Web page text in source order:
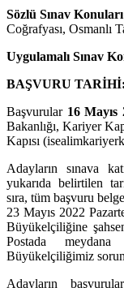
Sözlü Sınav
Coğrafyası, Osmanlı
Uygulamalı Sınav
BAŞVURU TARİHİ:
Başvurular 16 Mayıs
Bakanlığı, Kariyer
Kapısı
Adayların sınava
yukarıda belirtilen
sıra, tüm başvuru
23 Mayıs 2022
Büyükelçiliğine
Postada
Büyükelçiliğimiz
Adayların